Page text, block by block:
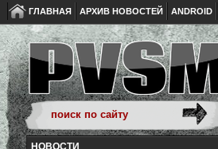
ГЛАВНАЯ АРХИВ НОВОСТЕЙ ANDROID
НОВОСТИ